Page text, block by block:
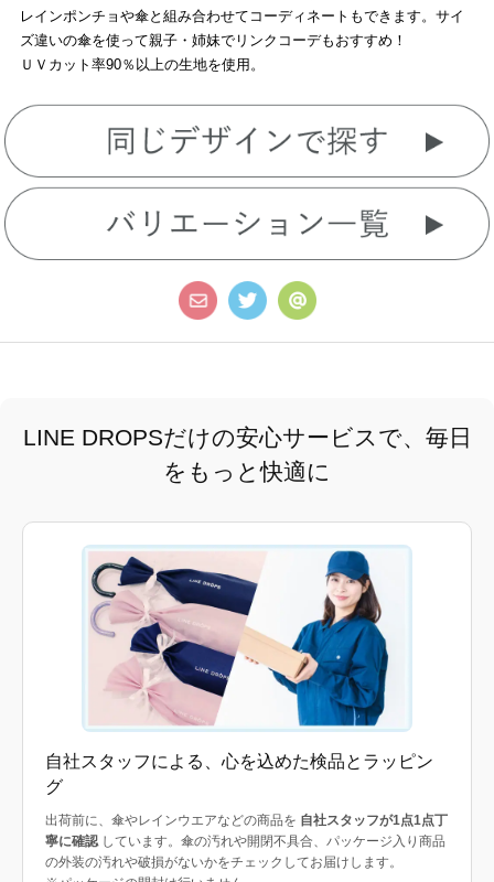
レインポンチョや傘と組み合わせてコーディネートもできます。サイ
ズ違いの傘を使って親子・姉妹でリンクコーデもおすすめ！
ＵＶカット率90％以上の生地を使用。
LINE DROPSだけの安心サービスで、毎日
をもっと快適に
自社スタッフによる、心を込めた検品とラッピン
グ
出荷前に、傘やレインウエアなどの商品を 自社スタッフが1点1点丁
寧に確認 しています。傘の汚れや開閉不具合、パッケージ入り商品
の外装の汚れや破損がないかをチェックしてお届けします。